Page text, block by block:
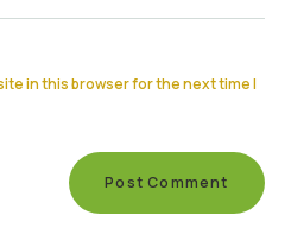
in this browser for the next time I